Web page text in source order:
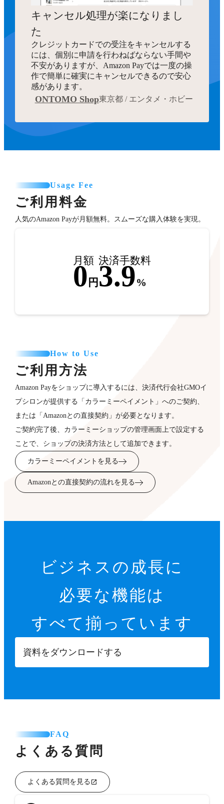
キャンセル処理が楽になりまし
た
クレジットカードでの受注をキャンセルする
には、個別に申請を行わねばならない手間や
不安がありますが、Amazon Payでは一度の操
作で簡単に確実にキャンセルできるので安心
感があります。
ONTOMO Shop東京都 / エンタメ・ホビー
Usage Fee
ご利用料金
人気のAmazon Payが月額無料。スムーズな購入体験を実現。
月額
0円
決済手数料
3.9%
How to Use
ご利用方法
Amazon Payをショップに導入するには、決済代行会社GMOイ
プシロンが提供する「カラーミーペイメント」へのご契約、
または「Amazonとの直接契約」が必要となります。
ご契約完了後、カラーミーショップの管理画面上で設定する
ことで、ショップの決済方法として追加できます。
カラーミーペイメントを見る
Amazonとの直接契約の流れを見る
ビジネスの成長に
必要な機能は
すべて揃っています
資料をダウンロードする
FAQ
よくある質問
よくある質問を見る